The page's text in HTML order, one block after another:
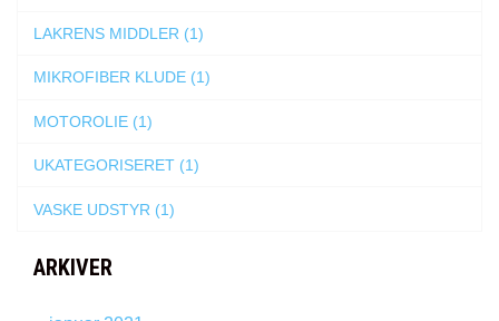
LAKRENS MIDDLER (1)
MIKROFIBER KLUDE (1)
MOTOROLIE (1)
UKATEGORISERET (1)
VASKE UDSTYR (1)
ARKIVER